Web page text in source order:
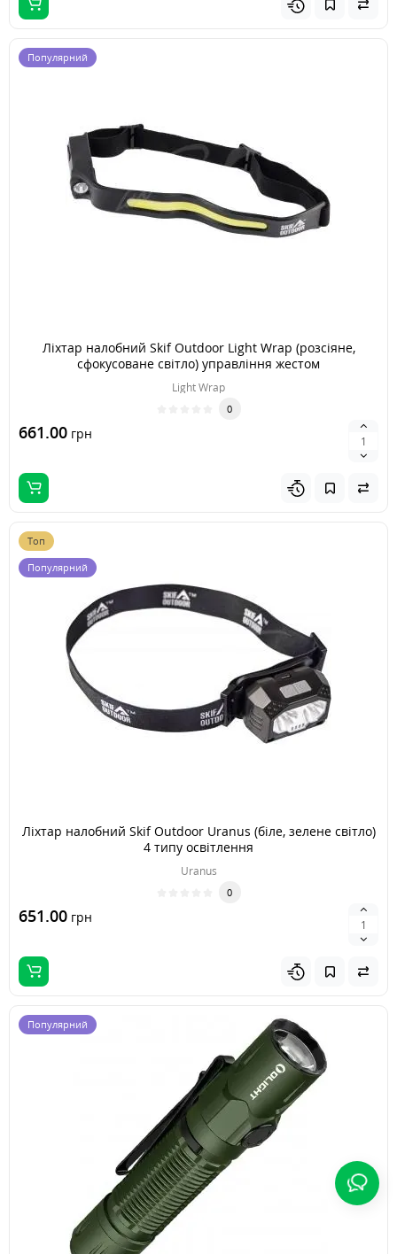
Популярний
Ліхтар налобний Skif Outdoor Light Wrap (розсіяне,
сфокусоване світло) управління жестом
Light Wrap
0
661.00 грн
Топ
Популярний
Ліхтар налобний Skif Outdoor Uranus (біле, зелене світло)
4 типу освітлення
Uranus
0
651.00 грн
Популярний